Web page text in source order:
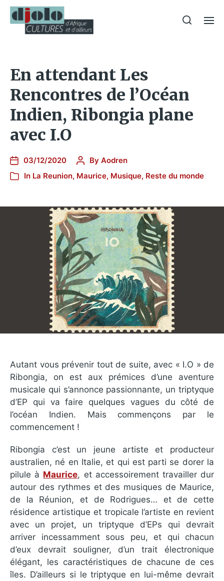
En attendant Les
Rencontres de l’Océan
Indien, Ribongia plane
avec I.O
03/12/2020 By Aodren
In La Reunion, Maurice, Musique, Reste du monde
Autant vous prévenir tout de suite, avec « I.O » de
Ribongia, on est aux prémices d’une aventure
musicale qui s’annonce passionnante, un triptyque
d’EP qui va faire quelques vagues du côté de
l’océan Indien. Mais commençons par le
commencement !
Ribongia c’est un jeune artiste et producteur
australien, né en Italie, et qui est parti se dorer la
pilule à Maurice, et accessoirement travailler dur
autour des rythmes et des musiques de Maurice,
de la Réunion, et de Rodrigues… et de cette
résidence artistique et tropicale l’artiste en revient
avec un projet, un triptyque d’EPs qui devrait
arriver incessamment sous peu, et qui chacun
d’eux devrait souligner, d’un trait électronique
élégant, les caractéristiques de chacune de ces
îles. D’ailleurs si le triptyque en lui-même devrait